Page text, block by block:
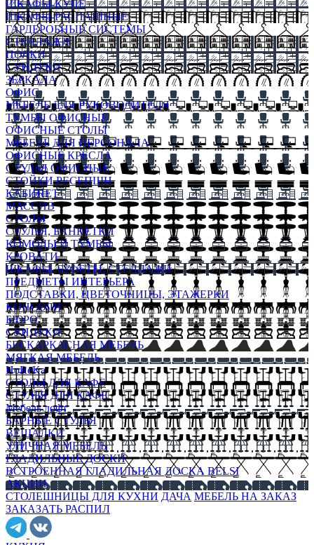
ШКАФЫ-КУПЕ
ШКАФЫ-РАСПАШНЫЕ
ГАРДЕРОБНЫЕ СИСТЕМЫ
СТЕЛЛАЖИ
ПОЛКИ
СУНДУКИ
ЗЕРКАЛА
ОФИС
МЕБЕЛЬ ДЛЯ РУКОВОДИТЕЛЯ
ТУМБЫ ОФИСНЫЕ
ОФИСНЫЕ СТОЛЫ
МЕБЕЛЬ ДЛЯ ПЕРСОНАЛА
ОФИСНЫЕ КРЕСЛА
СТУЛЬЯ ОФИСНЫЕ
СТОЙКИ РЕСЕПШН
КАБИНЕТ
МАССИВ
СТОЛЫ
СТУЛЬЯ, БАНКЕТКИ
КОМОДЫ И ТУМБЫ
КРОВАТИ
ШКАФЫ, БУФЕТЫ, СТЕЛЛАЖИ
ПРЕДМЕТЫ ИНТЕРЬЕРА
ПОДСТАВКИ, ЦВЕТОЧНИЦЫ, ЭТАЖЕРКИ
КОНСОЛИ
БЮРО
СУНДУКИ
БЕСКАРКАСНАЯ МЕБЕЛЬ
МЯГКАЯ МЕБЕЛЬ
HoReKa
СТОЛЫ ДЛЯ КАФЕ
СТУЛЬЯ ДЛЯ КАФЕ
Мебель лофт
БАРНЫЕ СТУЛЬЯ
ВЕШАЛКИ
УЛИЧНАЯ МЕБЕЛЬ
ГЛАДИЛЬНЫЕ ДОСКИ
ВСТРОЕННАЯ ГЛАДИЛЬНАЯ ДОСКА BELSI
АКЦИИ
СТОЛЕШНИЦЫ ДЛЯ КУХНИ ДАЧА МЕБЕЛЬ НА ЗАКАЗ
ЗАКАЗАТЬ РАСПИЛ